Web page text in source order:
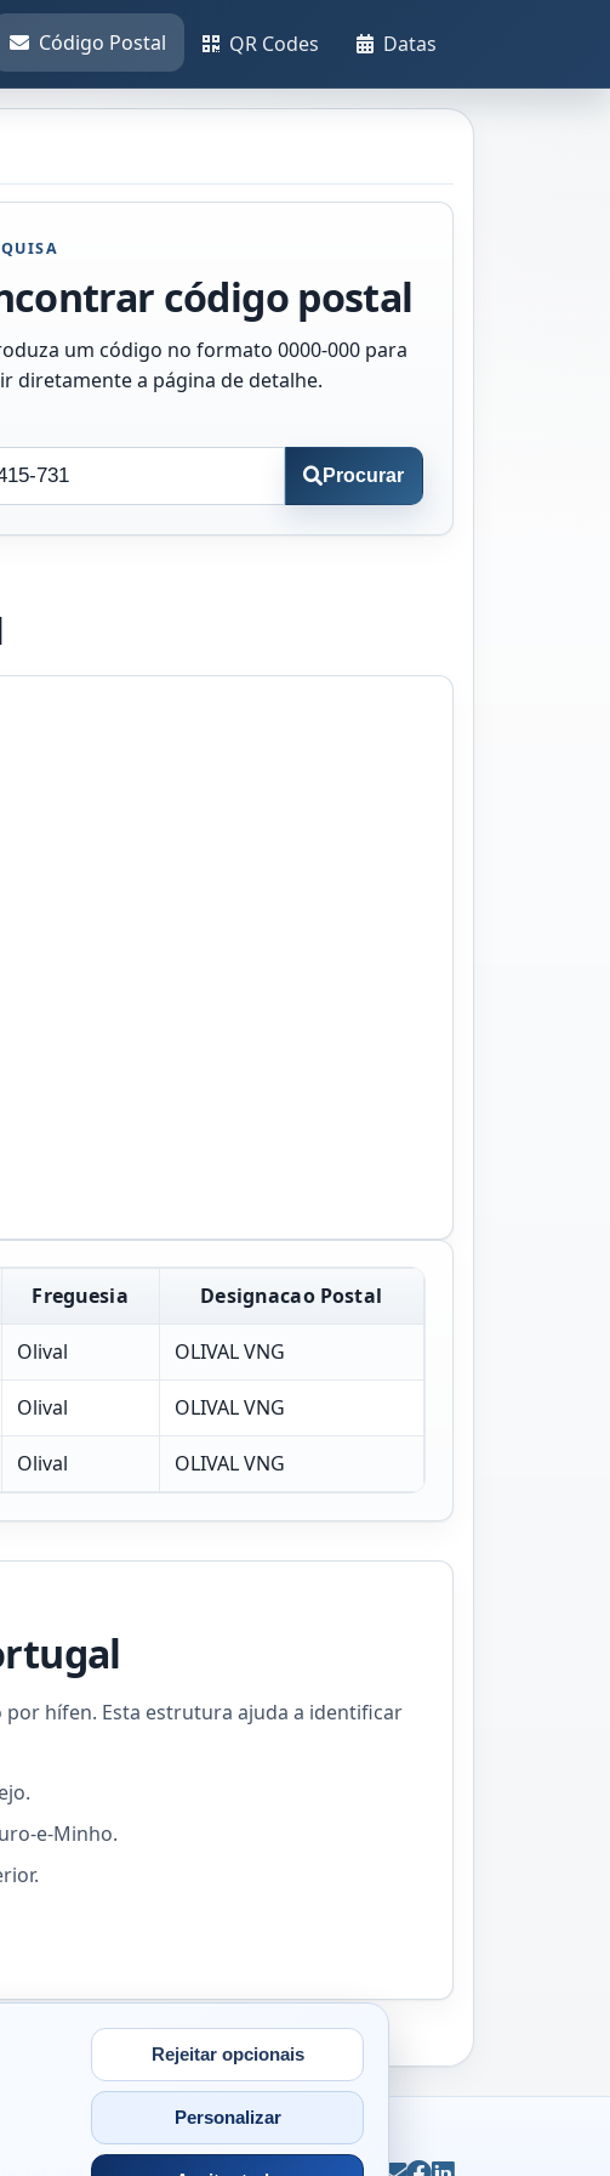
Código Postal QR Codes Datas
código postal
um código no formato 0000-000 para
diretamente a página de detalhe.
Procurar
Freguesia Designacao Postal
Olival OLIVAL VNG
Olival OLIVAL VNG
Olival OLIVAL VNG
hífen. Esta estrutura ajuda a identificar
e-Minho.
Rejeitar opcionais
Personalizar